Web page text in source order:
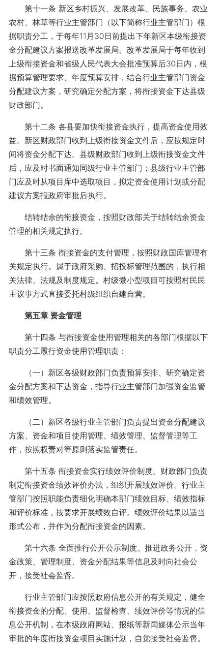
第十一条 新区乡村振兴、发展改革、民族事务、农业
农村、林草等行业主管部门（以下简称行业主管部门）根
据职责分工，于每年11月30日前提出下年新区本级衔接资
金分配建议方案报送改革发展局。改革发展局于每年收到
上级衔接资金和省级人民代表大会批准预算后30日内，根
据预算管理要求、年度预算安排，结合行业主管部门资金
分配建议方案，研究确定分配方案，将衔接资金下达县级
财政部门。
第十二条 各县要加快衔接资金执行，提高资金使用效
益。新区财政部门收到上级衔接资金文件后，应按规定时
间将资金分配下达。县级财政部门收到上级衔接资金文件
后，应及时书面通知同级行业主管部门；县级行业主管部
门应及时从项目库中选取项目，拟定资金使用计划或分配
建议方案报政府审批后执行。
结转结余的衔接资金，按照财政部关于结转结余资金
管理的相关规定执行。
第十三条 衔接资金的支付管理，按照财政国库管理有
关规定执行。属于政府采购、招投标管理范围的，执行相
关法律、法规及制度规定。村级微小型项目可按照村民民
主议事方式直接委托村级组织自建自营。
第五章 资金管理
第十四条 与衔接资金使用管理相关的各部门根据以下
职责分工履行资金使用管理职责：
（一）新区各级财政部门负责预算安排、研究确定资
金分配方案和下达资金，指导行业主管部门加强资金监管
和绩效管理。
（二）新区各级行业主管部门负责提出资金分配建议
方案、资金和项目使用管理、绩效管理、监督管理等工
作，按照权责对等原则落实监管责任。
第十五条 衔接资金实行绩效评价制度。财政部门负责
制定衔接资金绩效评价办法，组织开展绩效评价。行业主
管部门按照职能负责细化明确本部门绩效目标、绩效指标
和评价标准，按要求开展绩效自评。绩效评价结果以适当
形式公布，并作为分配衔接资金的因素。
第十六条 全面推行公开公示制度。推进政务公开，资
金政策、管理制度、资金分配结果等信息及时向社会公
开，接受社会监督。
行业主管部门应按照政府信息公开的有关规定，健全
衔接资金的分配、使用、监督检查、绩效评价等情况的信
息公开机制，在本级政府网站、报纸等新闻媒体公示当年
审批的年度衔接资金项目实施计划，自觉接受社会监督。